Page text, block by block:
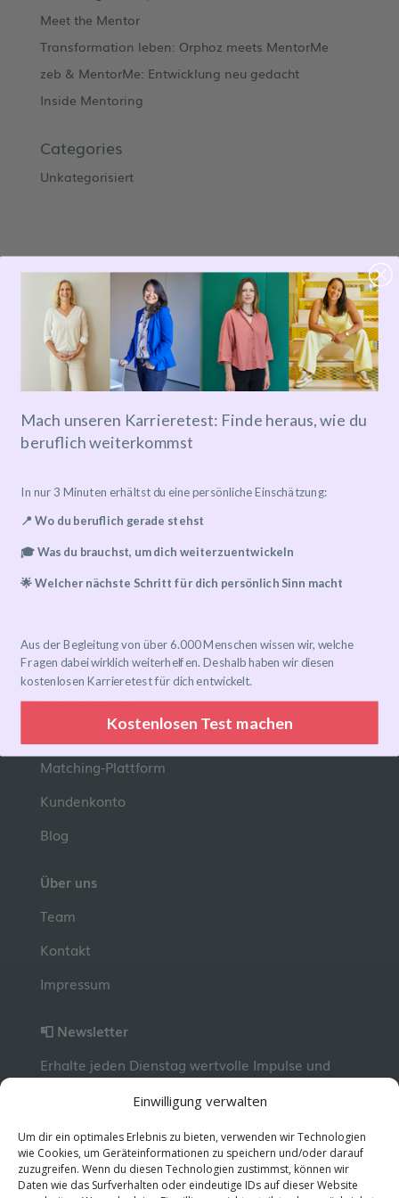
Einwilligung verwalten
Um dir ein optimales Erlebnis zu bieten, verwenden wir Technologien
wie Cookies, um Geräteinformationen zu speichern und/oder darauf
zuzugreifen. Wenn du diesen Technologien zustimmst, können wir
Daten wie das Surfverhalten oder eindeutige IDs auf dieser Website
Meet the Mentor
Transformation leben: Orphoz meets MentorMe
zeb & MentorMe: Entwicklung neu gedacht
Inside Mentoring
Categories
Unkategorisiert
Mentor*in finden
Ablauf
Preise
Links
Eventkalender
Community-Gruppen
Matching-Plattform
Kundenkonto
Blog
Über uns
Team
Kontakt
Impressum
📮 Newsletter
Erhalte jeden Dienstag wertvolle Impulse und
kostenlos abonnieren!
© 2026 MentorMe. Alle Rechte vorbehalten.
Mach unseren Karrieretest: Finde heraus, wie du
beruflich weiterkommst
In nur 3 Minuten erhältst du eine persönliche Einschätzung:
📍 Wo du beruflich gerade stehst
🎓 Was du brauchst, um dich weiterzuentwickeln
🌟 Welcher nächste Schritt für dich persönlich Sinn macht
Aus der Begleitung von über 6.000 Menschen wissen wir, welche
Fragen dabei wirklich weiterhelfen. Deshalb haben wir diesen
kostenlosen Karrieretest für dich entwickelt.
Kostenlosen Test machen